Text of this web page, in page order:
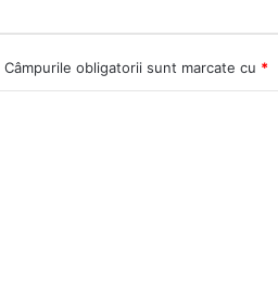
Câmpurile obligatorii sunt marcate cu *